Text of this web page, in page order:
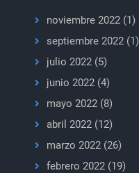
noviembre 2022(1)
septiembre 2022(1)
julio 2022(5)
junio 2022(4)
mayo 2022(8)
abril 2022(12)
marzo 2022(26)
febrero 2022(19)